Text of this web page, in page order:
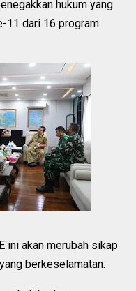
hukum yang
11 dari 16 program
ini akan merubah sikap
berkeselamatan.